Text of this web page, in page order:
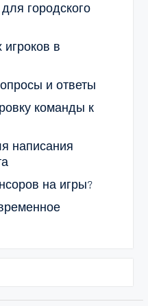
городского
в
и ответы
команды к
написания
на игры?